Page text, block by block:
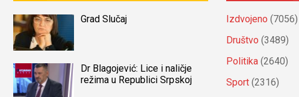
Grad Slučaj
Dr Blagojević: Lice i naličje
režima u Republici Srpskoj
Izdvojeno (7056)
Društvo (3489)
Politika (2640)
Sport (2316)